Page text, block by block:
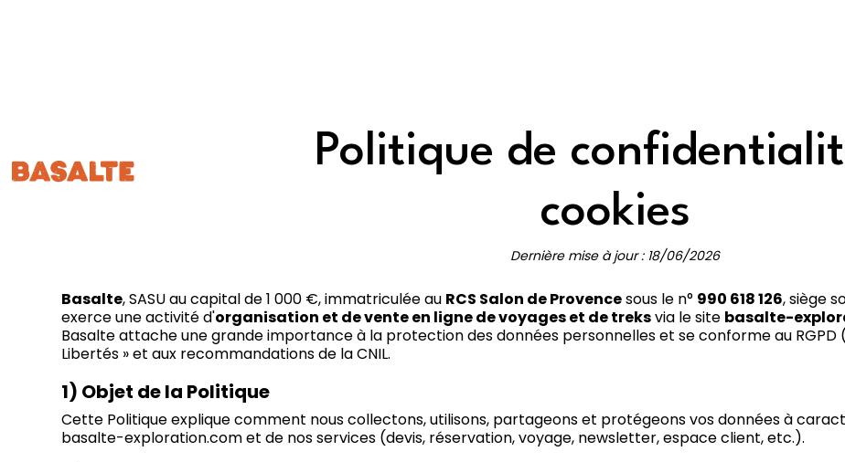
Politique de
cookies
Dernière mise à jour : 18/06/2026
Basalte, SASU au capital de 1 000 €, immatriculée au RCS Salon de Provencesous le n° 990 618 126, siège
exerce une activité d'organisation et de vente en ligne de voyages et de treksvia le site basalte-
Basalte attache une grande importance à la protection des données personnelles et se conforme au RGPD
Libertés » et aux recommandations de la CNIL.
1) Objet de la Politique
Cette Politique explique comment nous collectons, utilisons, partageons et protégeons vos données à
basalte-exploration.com et de nos services (devis, réservation, voyage, newsletter, espace client, etc.).